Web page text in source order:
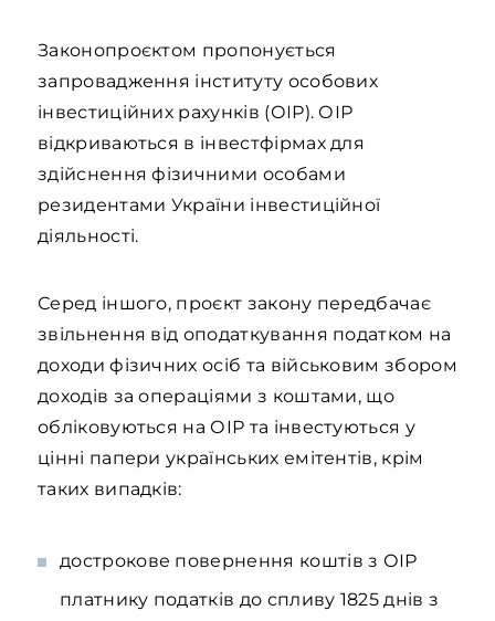
Законопроєктом пропонується
запровадження інституту особових
інвестиційних рахунків (ОІР). ОІР
відкриваються в інвестфірмах для
здійснення фізичними особами
резидентами України інвестиційної
діяльності.
Серед іншого, проєкт закону передбачає
звільнення від оподаткування податком на
доходи фізичних осіб та військовим збором
доходів за операціями з коштами, що
обліковуються на ОІР та інвестуються у
цінні папери українських емітентів, крім
таких випадків:
дострокове повернення коштів з ОІР
платнику податків до спливу 1825 днів з